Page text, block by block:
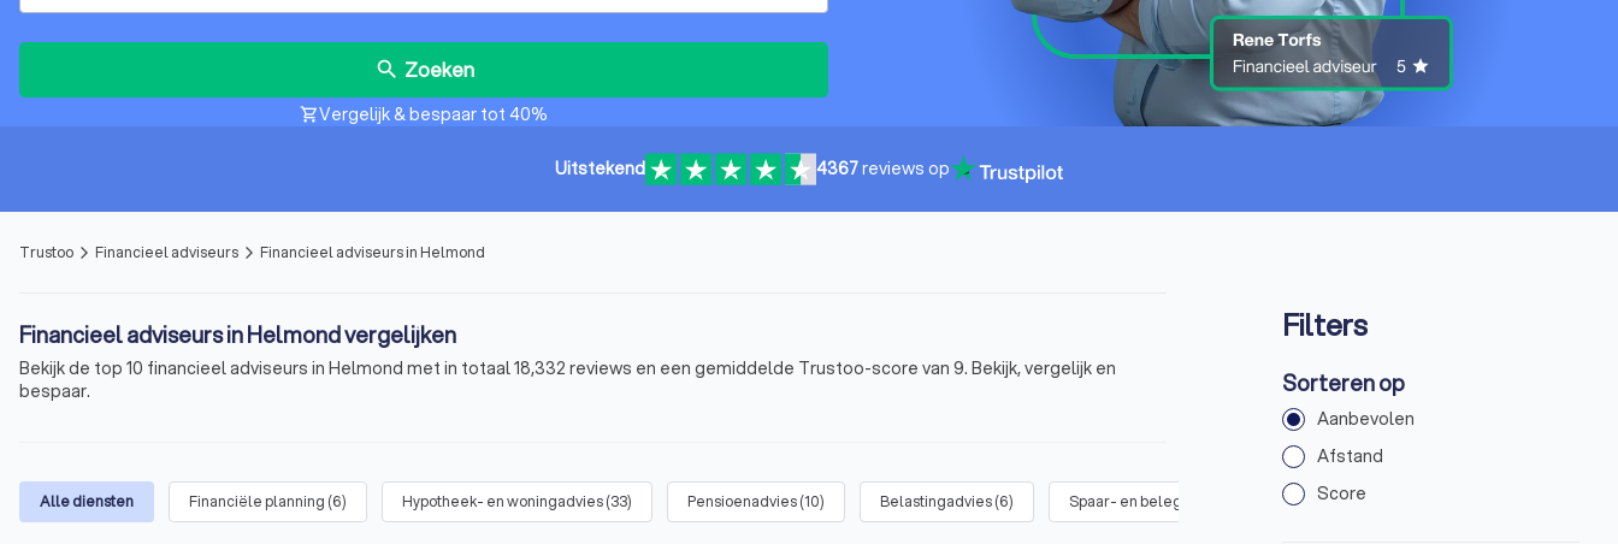
search Zoeken
shopping_cartVergelijk & bespaar tot 40%
Uitstekend 4367reviews op
Trustoo arrow_forward_ios Financieel adviseurs arrow_forward_ios Financieel adviseurs in Helmond
Financieel adviseurs in Helmond vergelijken
Bekijk de top 10 financieel adviseurs in Helmond met in totaal 18,332 reviews en een gemiddelde Trustoo-score van 9. Bekijk, vergelijk en
bespaar.
Alle diensten Financiële planning (6) Hypotheek- en woningadvies(33) Pensioenadvies(10) Belastingadvies(6) Spaar- en beleggingsadvies 11) Erf- en schenkingsadvies
Filters
Sorteren op
Aanbevolen
Afstand
Score